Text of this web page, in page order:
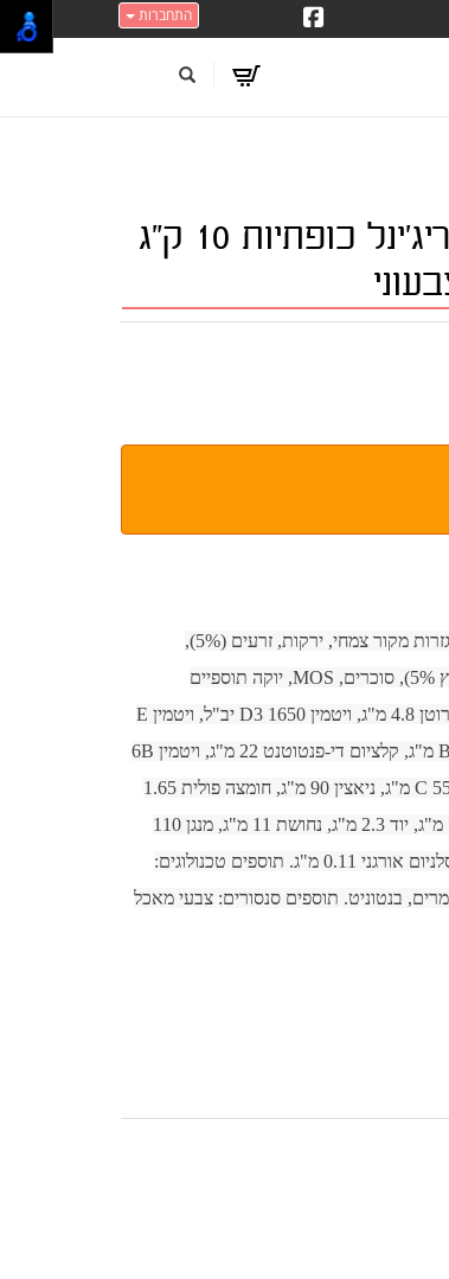
התחברות
נוטריבירד P15 אוריג'ינל כופתיות 10 ק"ג
דגנים, אגוזים (בוטנים קלופים 10%), נגזרות מקור צמחי, ירקות, זרעים (5%),
מינרלים, שמן ושומנים, פירות (תפוח עץ 5%), סוכרים, MOS, יוקה תוספיים
תזונתיים: ויטמין A 8000 יב"ל, בטא קרוטן 4.8 מ"ג, ויטמין D3 1650 יב"ל, ויטמין E
95 מ"ג, ויטמין B18 מ"ג, ויטמין B217.5 מ"ג, קלציום די-פנטוטנט 22 מ"ג, ויטמין 6B
6.5 מ"ג, ויטמין 12B 0.03 מ"ג, ויטמין C 55 מ"ג, ניאצין 90 מ"ג, חומצה פולית 1.65
מ"ג, ביוטין 0.29 מ"ג, כולין כלוריד 770 מ"ג, יוד 2.3 מ"ג, נחושת 11 מ"ג, מנגן 110
מ"ג, אבץ 105 מ"ג, סלניום 0.11 מ"ג, סלניום אורגני 0.11 מ"ג. תוספים טכנולוגים:
בנטוניט. תוספים סנסורים: צבעי מאכל